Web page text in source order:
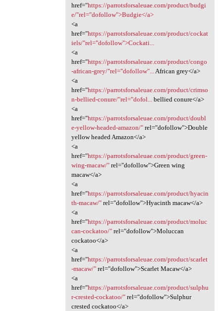
href="https://parrotsforsaleuae.com/product/budgi
e/"rel="dofollow">Budgie</a>
<a
href="https://parrotsforsaleuae.com/product/cockat
iels/"rel="dofollow">Cockati...
<a
href="https://parrotsforsaleuae.com/product/congo
-african-grey/"rel="dofollow"...
African grey</a>
<a
href="https://parrotsforsaleuae.com/product/crimso
n-bellied-conure/"rel="dofol...
bellied conure</a>
<a
href="https://parrotsforsaleuae.com/product/doubl
e-yellow-headed-amazon/"rel="dofollow">Double
yellow headed Amazon</a>
<a
href="https://parrotsforsaleuae.com/product/green-
wing-macaw/"rel="dofollow">Green wing
macaw</a>
<a
href="https://parrotsforsaleuae.com/product/hyacin
th-macaw/"rel="dofollow">Hyacinth macaw</a>
<a
href="https://parrotsforsaleuae.com/product/moluc
can-cockatoo/"rel="dofollow">Moluccan
cockatoo</a>
<a
href="https://parrotsforsaleuae.com/product/scarlet
-macaw/"rel="dofollow">Scarlet Macaw</a>
<a
href="https://parrotsforsaleuae.com/product/sulphu
r-crested-cockatoo/"rel="dofollow">Sulphur
crested cockatoo</a>